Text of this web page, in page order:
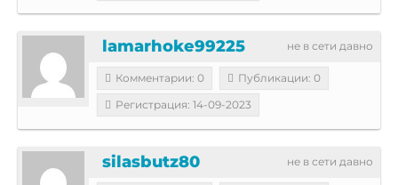
не в сети давно
lamarhoke99225
Комментарии: 0
Публикации: 0
Регистрация: 14-09-2023
не в сети давно
silasbutz80